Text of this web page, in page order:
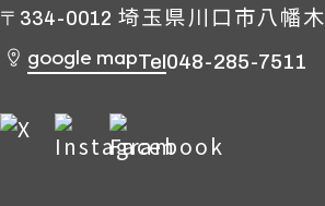
〒334-0012 埼玉県川口市八幡木
google mapTel048-285-7511